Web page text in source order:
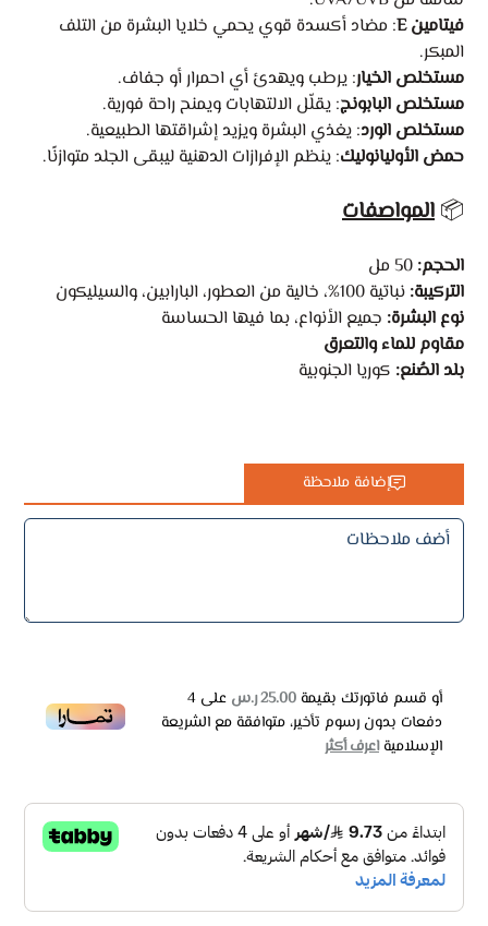
فيتامين E : مضاد أكسدة قوي يحمي خلايا البشرة من التلف
المبكر.
مستخلص الخيار: يرطب ويهدئ أي احمرار أو جفاف.
مستخلص البابونج: يقلّل الالتهابات ويمنح راحة فورية.
مستخلص الورد: يغذي البشرة ويزيد إشراقتها الطبيعية.
حمض الأوليانوليك: ينظم الإفرازات الدهنية ليبقى الجلد متوازنًا.
📦المواصفات
الحجم:
التركيبة: نباتية 100%، خالية من العطور، البارابين، والسيليكون
نوع البشرة: جميع الأنواع، بما فيها الحساسة
مقاوم للماء والتعرق
بلد الصُنع: كوريا الجنوبية
إضافة ملاحظة
أو قسم فاتورتك بقيمة 25.00 ر.س على 4
دفعات بدون رسوم تأخير، متوافقة مع الشريعة
الإسلاميةاعرف أكثر